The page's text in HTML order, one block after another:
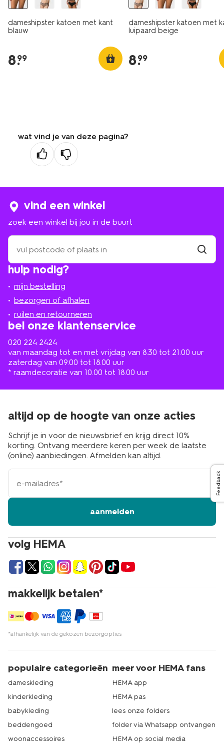
dameshipster katoen met kant
blauw
8.
99
dameshipster katoen met
luipaard beige
8.
99
wat vind je van deze pagina?
hulp nodig?
mijn bestelling
bezorgen of afhalen
ruilen en retourneren
bel onze klantenservice
020 224 2424
van maandag tot en met vrijdag van 8.30 tot 21.00 uur
zaterdag van 09.00 tot 18.00 uur
* raamdecoratie van 10.00 tot 18.00 uur
vind een winkel
zoek een winkel bij jou in de buurt
zoek
een
winkel
bij
in
de
buurt
volg HEMA
makkelijk betalen*
*afhankelijk van de gekozen bezorgopties
altijd op de hoogte van onze acties
Schrijf je in voor de nieuwsbrief en krijg direct 10%
korting. Ontvang meerdere keren per week de laatste
(online) aanbiedingen. Afmelden kan altijd.
e-
mailadres
aanmelden
populaire categorieën
dameskleding
kinderkleding
babykleding
beddengoed
woonaccessoires
meer voor HEMA fans
HEMA app
HEMA pas
lees onze folders
folder via Whatsapp ontvangen
HEMA op social media
Feedback